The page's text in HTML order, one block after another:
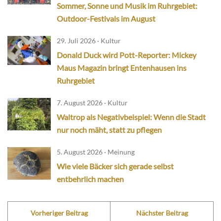
Sommer, Sonne und Musik im Ruhrgebiet:
Outdoor-Festivals im August
29. Juli 2026 · Kultur
Donald Duck wird Pott-Reporter: Mickey
Maus Magazin bringt Entenhausen ins
Ruhrgebiet
7. August 2026 · Kultur
Waltrop als Negativbeispiel: Wenn die Stadt
nur noch mäht, statt zu pflegen
5. August 2026 · Meinung
Wie viele Bäcker sich gerade selbst
entbehrlich machen
Vorheriger Beitrag Nächster Beitrag